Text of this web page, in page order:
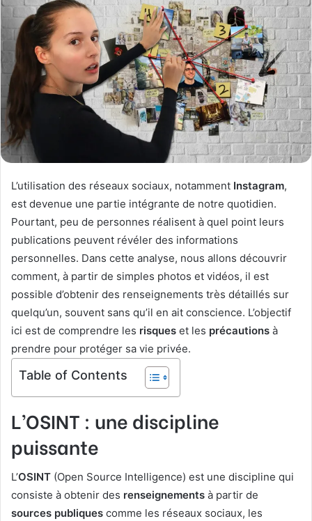
w
o
X
e
r
n
c
o
r
l
L’utilisation des réseaux sociaux, notamment Instagram,
est devenue une partie intégrante de notre quotidien.
Pourtant, peu de personnes réalisent à quel point leurs
publications peuvent révéler des informations
personnelles. Dans cette analyse, nous allons découvrir
comment, à partir de simples photos et vidéos, il est
possible d’obtenir des renseignements très détaillés sur
quelqu’un, souvent sans qu’il en ait conscience. L’objectif
ici est de comprendre les risques et les précautions à
prendre pour protéger sa vie privée.
Table of Contents
L’OSINT : une discipline
puissante
L’OSINT (Open Source Intelligence) est une discipline qui
consiste à obtenir des renseignements à partir de
sources publiques comme les réseaux sociaux, les